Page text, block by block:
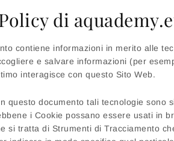
di
contiene informazioni in merito alle
e salvare informazioni (per
interagisce con questo Sito Web.
questo documento tali tecnologie sono
i Cookie possano essere usati in
si tratta di Strumenti di Tracciamento